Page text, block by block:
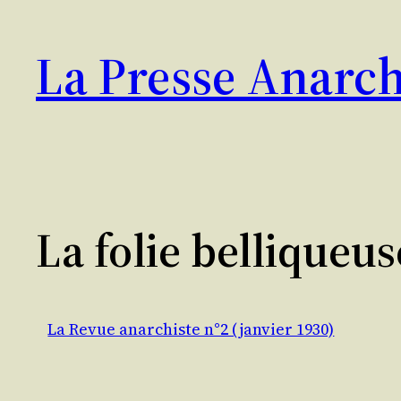
contenu
La Presse
La folie
La Revue anarchiste n°2 (janvier 1930)